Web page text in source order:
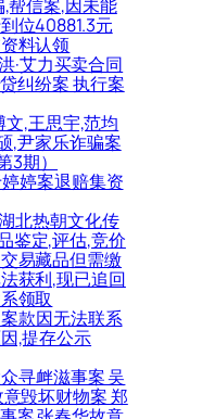
帮信案,因未能
位40881.3元
料认领
·艾力买卖合同
纠纷案 执行案
文,王思宇,范均
,尹家乐诈骗案
期）
婷案退赔集资
北热朝文化传
鉴定,评估,竞价
易藏品但需缴
获利,现已追回
领取
款因无法联系
,提存公示
寻衅滋事案 吴
毁坏财物案 郑